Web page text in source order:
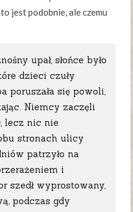
jest podobnie, ale czemu
upał, słońce było
dzieci czuły
poruszała się powoli,
Niemcy zaczęli
lecz nic nie
stronach ulicy
patrzyło na
i
szedł wyprostowany,
podczas gdy